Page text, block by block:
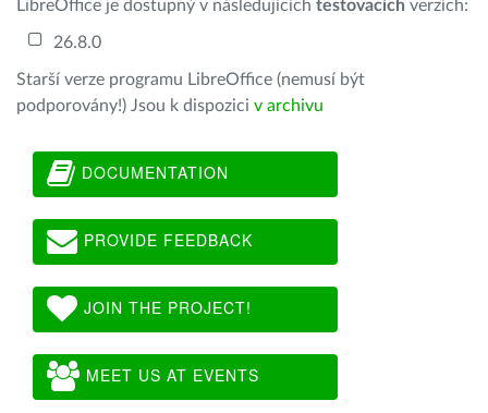
LibreOffice je dostupný v následujících testovacích verzích:
26.8.0
Starší verze programu LibreOffice (nemusí být
podporovány!) Jsou k dispozici v archivu
DOCUMENTATION
PROVIDE FEEDBACK
JOIN THE PROJECT!
MEET US AT EVENTS